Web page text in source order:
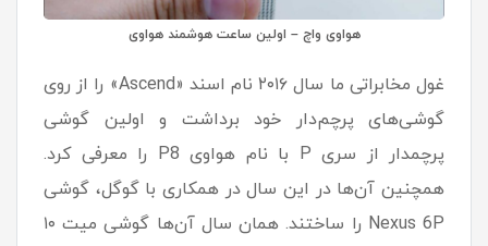
هواوی واچ – اولین ساعت هوشمند هواوی
غول مخابراتی ما سال ۲۰۱۶ نام اسند «Ascend» را از روی
گوشی‌های پرچم‌دار خود برداشت و اولین گوشی
پرچمدار از سری P با نام هواوی P8 را معرفی کرد.
همچنین آن‌ها در این سال در همکاری با گوگل، گوشی
Nexus 6P را ساختند. همان سال آن‌ها گوشی میت ۱۰